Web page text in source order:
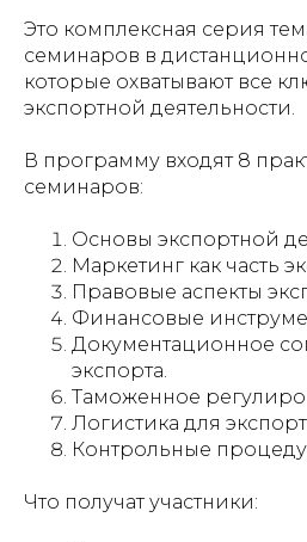
Это комплексная серия
семинаров в
которые охватывают все
экспортной деятельности.
В программу входят 8
семинаров:
Основы экспортной
Маркетинг как часть
Правовые аспекты
Финансовые
Документационное
экспорта.
Таможенное
Логистика для
Контрольные
Что получат участники: